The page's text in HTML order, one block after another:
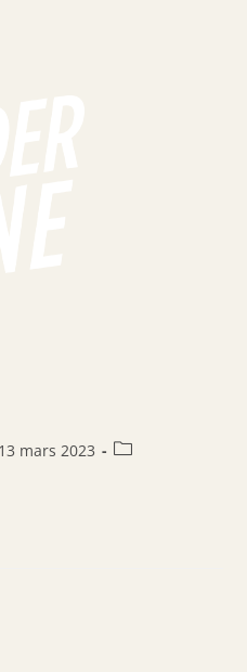
13 mars 2023